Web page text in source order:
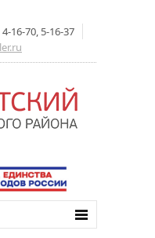
16-70, 5-16-37